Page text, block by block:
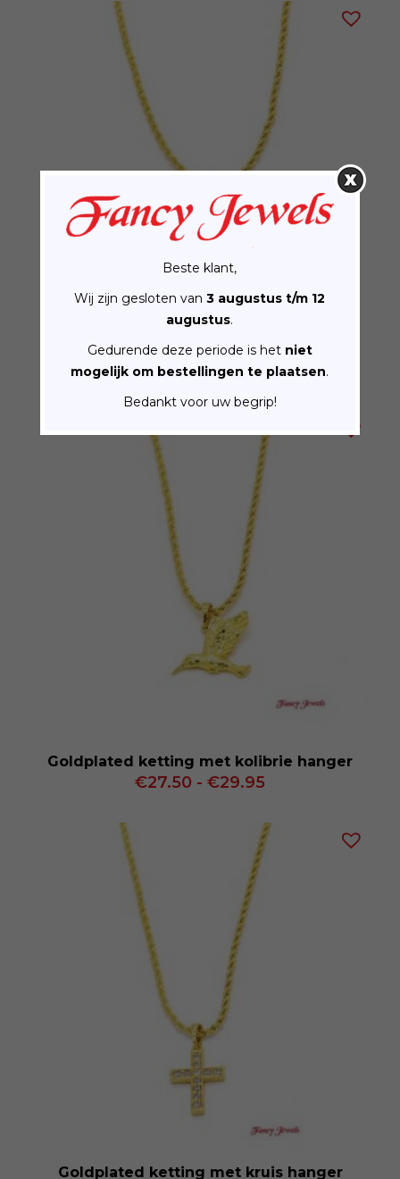
€29.95
Goldplated ketting met indiaanhanger
€35.00
Goldplated ketting met kolibrie hanger
€27.50 - €29.95
€29.95
Goldplated ketting met kruis hanger
Beste klant,
Wij zijn gesloten van3 augustus t/m 12
augustus.
Gedurende deze periode is het niet
mogelijk om bestellingen te plaatsen.
Bedankt voor uw begrip!